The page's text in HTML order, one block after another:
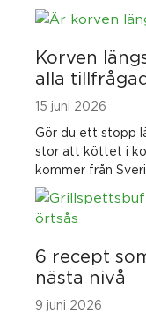
Korven
alla
15 juni 2026
Gör du ett stopp
stor att köttet i
kommer från
6 recept
nästa nivå
9 juni 2026